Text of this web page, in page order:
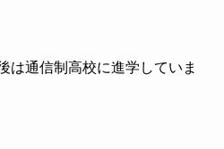
は通信制高校に進学していま